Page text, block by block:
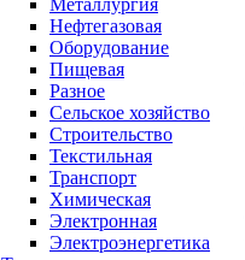
Нефтегазовая
Оборудование
Пищевая
Разное
Сельское хозяйство
Строительство
Текстильная
Транспорт
Химическая
Электронная
Электроэнергетика